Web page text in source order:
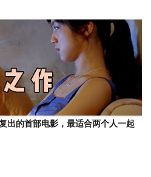
出的首部电影，最适合两个人一起